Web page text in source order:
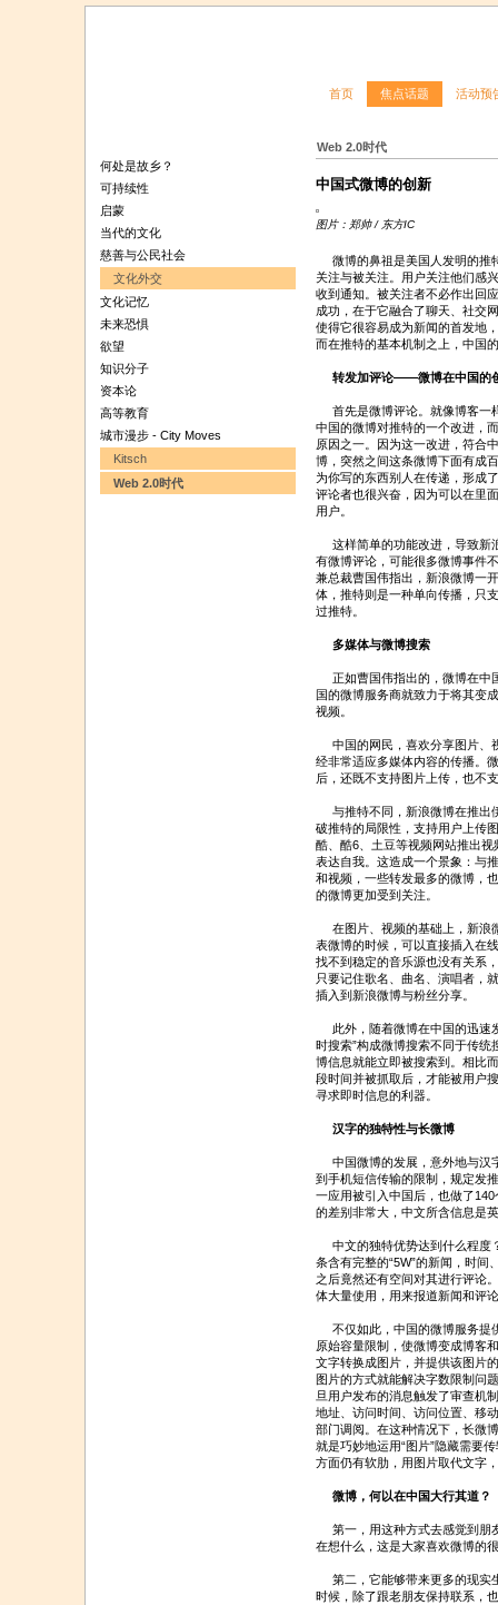
首页 焦点话题 活动预
Web 2.0时代
何处是故乡？
可持续性
启蒙
当代的文化
慈善与公民社会
文化外交
文化记忆
未来恐惧
欲望
知识分子
资本论
高等教育
城市漫步 - City Moves
Kitsch
Web 2.0时代
中国式微博的创新
图片：郑帅 / 东方IC
微博的鼻祖是美国人发明的推
关注与被关注。用户关注他们感
收到通知。被关注者不必作出回
成功，在于它融合了聊天、社交
使得它很容易成为新闻的首发地
而在推特的基本机制之上，中国
转发加评论——微博在中国的
首先是微博评论。就像博客一
中国的微博对推特的一个改进，
原因之一。因为这一改进，符合
博，突然之间这条微博下面有成
为你写的东西别人在传递，形成
评论者也很兴奋，因为可以在里
用户。
这样简单的功能改进，导致新
有微博评论，可能很多微博事件
兼总裁曹国伟指出，新浪微博一
体，推特则是一种单向传播，只
过推特。
多媒体与微博搜索
正如曹国伟指出的，微博在中
国的微博服务商就致力于将其变
视频。
中国的网民，喜欢分享图片、
经非常适应多媒体内容的传播。
后，还既不支持图片上传，也不
与推特不同，新浪微博在推出
破推特的局限性，支持用户上传
酷、酷6、土豆等视频网站推出
表达自我。这造成一个景象：与
和视频，一些转发最多的微博，
的微博更加受到关注。
在图片、视频的基础上，新浪
表微博的时候，可以直接插入在
找不到稳定的音乐源也没有关系
只要记住歌名、曲名、演唱者，
插入到新浪微博与粉丝分享。
此外，随着微博在中国的迅速
时搜索”构成微博搜索不同于传
博信息就能立即被搜索到。相比
段时间并被抓取后，才能被用户
寻求即时信息的利器。
汉字的独特性与长微博
中国微博的发展，意外地与汉
到手机短信传输的限制，规定发
一应用被引入中国后，也做了
的差别非常大，中文所含信息是
中文的独特优势达到什么程度
条含有完整的“5W”的新闻，时
之后竟然还有空间对其进行评论
体大量使用，用来报道新闻和评
不仅如此，中国的微博服务提
原始容量限制，使微博变成博客
文字转换成图片，并提供该图片
图片的方式就能解决字数限制问
旦用户发布的消息触发了审查机
地址、访问时间、访问位置、移
部门调阅。在这种情况下，长微
就是巧妙地运用“图片”隐藏需要
方面仍有软肋，用图片取代文字
微博，何以在中国大行其道？
第一，用这种方式去感觉到朋
在想什么，这是大家喜欢微博的
第二，它能够带来更多的现实
时候，除了跟老朋友保持联系，